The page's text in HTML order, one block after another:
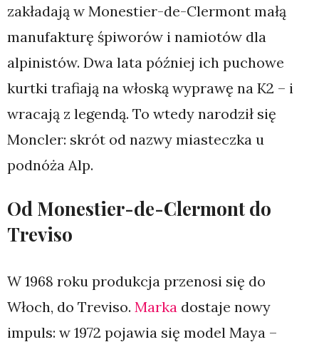
zakładają w Monestier-de-Clermont małą
manufakturę śpiworów i namiotów dla
alpinistów. Dwa lata później ich puchowe
kurtki trafiają na włoską wyprawę na K2 – i
wracają z legendą. To wtedy narodził się
Moncler: skrót od nazwy miasteczka u
podnóża Alp.
Od Monestier-de-Clermont do
Treviso
W 1968 roku produkcja przenosi się do
Włoch, do Treviso. Marka dostaje nowy
impuls: w 1972 pojawia się model Maya –